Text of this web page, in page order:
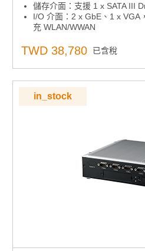
儲存介面：支援 1 x SATA III
I/O 介面：2 x GbE、1 x VGA
充 WLAN/WWAN
通訊埠：2 x RS-232/422/485
擴充功能：可透過 iDoor 擴充
高速 COM 埠
電源規格：12V DC，支援
作業系統支援：支援 Windows
智能監控：內建智能遠端監控
TWD 38,780 已含稅
in_stock